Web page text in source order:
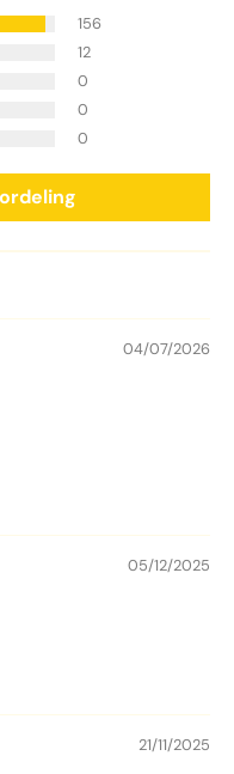
156
12
0
0
0
04/07/2026
05/12/2025
21/11/2025